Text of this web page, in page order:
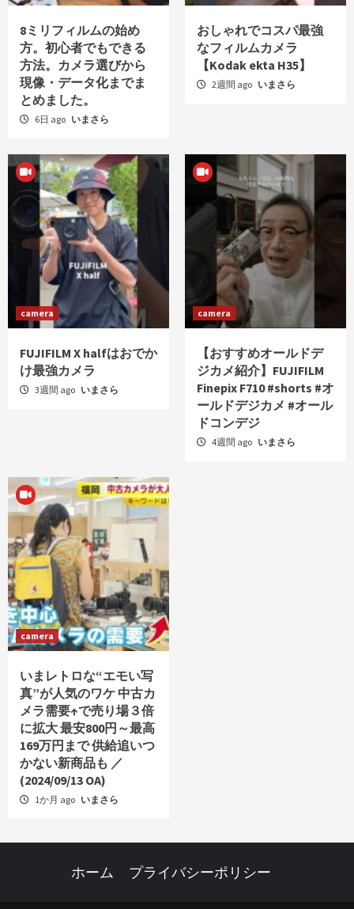
8ミリフィルムの始め
方。初心者でもできる
方法。カメラ選びから
現像・データ化までま
とめました。
6日 ago いまさら
おしゃれでコスパ最強
なフィルムカメラ
【Kodak ekta H35】
2週間 ago いまさら
camera
FUJIFILM X halfはおでか
け最強カメラ
3週間 ago いまさら
camera
【おすすめオールドデ
ジカメ紹介】FUJIFILM
Finepix F710 #shorts #オ
ールドデジカメ #オール
ドコンデジ
4週間 ago いまさら
camera
いまレトロな“エモい写
真”が人気のワケ 中古カ
メラ需要↑で売り場３倍
に拡大 最安800円～最高
169万円まで 供給追いつ
かない新商品も ／
(2024/09/13 OA)
1か月 ago いまさら
ホーム プライバシーポリシー